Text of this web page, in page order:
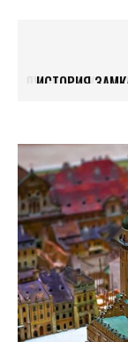
ИСТОРИЯ ЗАМКА
10